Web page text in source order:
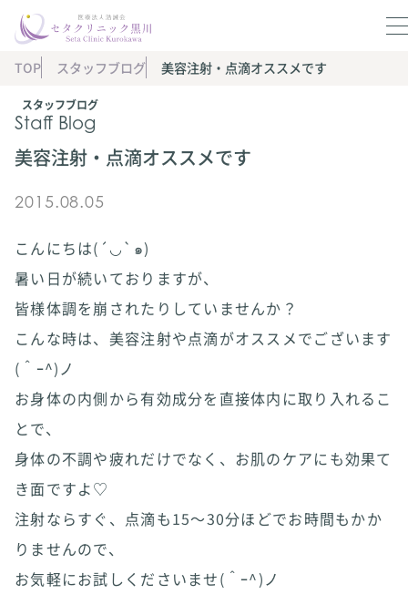
スタッフブログ
Staff Blog
TOP スタッフブログ 美容注射・点滴オススメです
美容注射・点滴オススメです
2015.08.05
こんにちは(´◡`๑)
暑い日が続いておりますが、
皆様体調を崩されたりしていませんか？
こんな時は、美容注射や点滴がオススメでございます
(＾ｰ^)ノ
お身体の内側から有効成分を直接体内に取り入れるこ
とで、
身体の不調や疲れだけでなく、お肌のケアにも効果て
き面ですよ♡
注射ならすぐ、点滴も15〜30分ほどでお時間もかか
りませんので、
お気軽にお試しくださいませ(＾ｰ^)ノ